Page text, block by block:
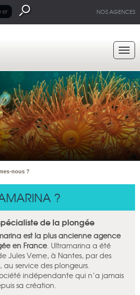
NOS AGENCES
nous ?
?
de la plongée
est la plus ancienne agence
en France. Ultramarina a été
Jules Verne, à Nantes, par des
au service des plongeurs.
indépendante qui n’a jamais
sa création.